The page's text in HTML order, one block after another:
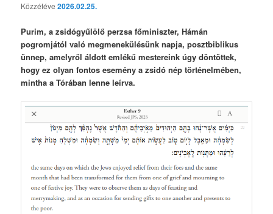
Közzétéve2026.02.25.
Purim, a zsidógyűlölő perzsa főminiszter, Hámán
pogromjától való megmenekülésünk napja, posztbiblikus
ünnep, amelyről áldott emlékű mestereink úgy döntöttek,
hogy ez olyan fontos esemény a zsidó nép történelmében,
mintha a Tórában lenne leírva.